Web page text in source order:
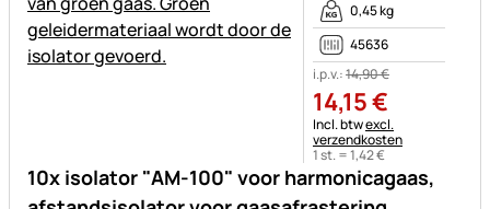
10x isolator "AM-100" voor harmonicagaas,
0,45 kg
45636
i.p.v.:14,90€
14,15€
Belastinginformatie:
Incl. btwexcl.
verzendkosten
1 st. =1,42€